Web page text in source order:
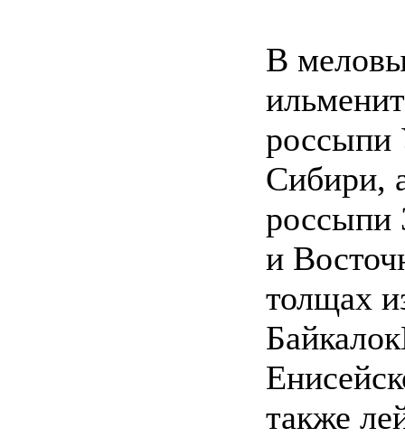
В
россыпи
Сибири,
россыпи
и
толщах
также